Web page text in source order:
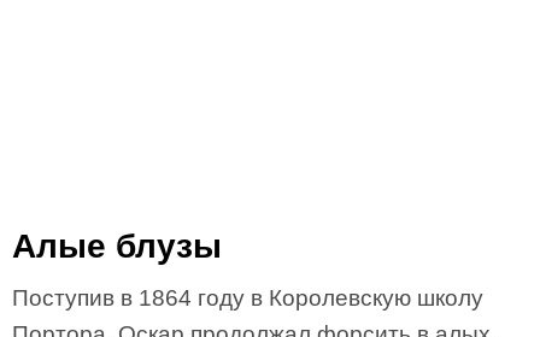
Алые блузы
Поступив в 1864 году в Королевскую школу